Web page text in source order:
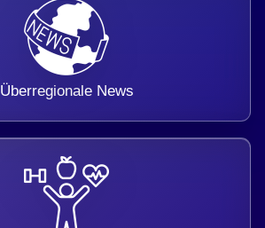
Überregionale News